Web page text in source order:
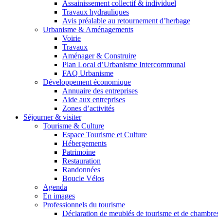
Assainissement collectif & individuel
Travaux hydrauliques
Avis préalable au retournement d’herbage
Urbanisme & Aménagements
Voirie
Travaux
Aménager & Construire
Plan Local d’Urbanisme Intercommunal
FAQ Urbanisme
Développement économique
Annuaire des entreprises
Aide aux entreprises
Zones d’activités
Séjourner & visiter
Tourisme & Culture
Espace Tourisme et Culture
Hébergements
Patrimoine
Restauration
Randonnées
Boucle Vélos
Agenda
En images
Professionnels du tourisme
Déclaration de meublés de tourisme et de